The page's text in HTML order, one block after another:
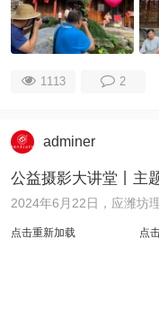
1113 2
adminer
公益摄影大讲堂丨主
点击重新加载 点